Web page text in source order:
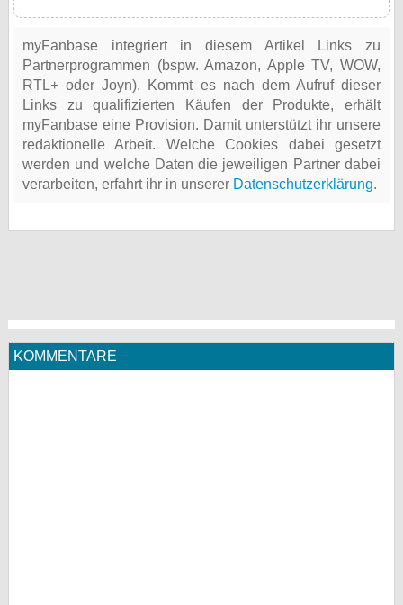
myFanbase integriert in diesem Artikel Links zu
Partnerprogrammen (bspw. Amazon, Apple TV, WOW,
RTL+ oder Joyn). Kommt es nach dem Aufruf dieser
Links zu qualifizierten Käufen der Produkte, erhält
myFanbase eine Provision. Damit unterstützt ihr unsere
redaktionelle Arbeit. Welche Cookies dabei gesetzt
werden und welche Daten die jeweiligen Partner dabei
verarbeiten, erfahrt ihr in unserer Datenschutzerklärung.
KOMMENTARE